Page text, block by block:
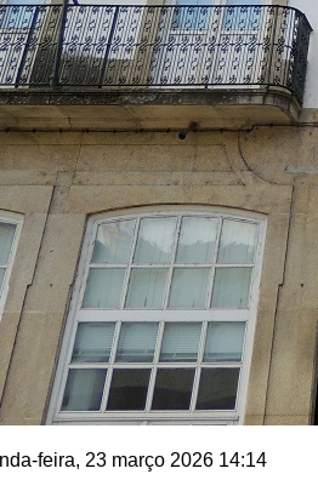
feira, 23 março 2026 14:14